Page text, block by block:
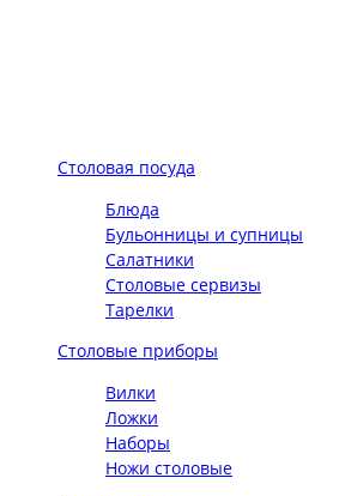
Столовая посуда
Блюда
Бульонницы и супницы
Салатники
Столовые сервизы
Тарелки
Столовые приборы
Вилки
Ложки
Наборы
Ножи столовые